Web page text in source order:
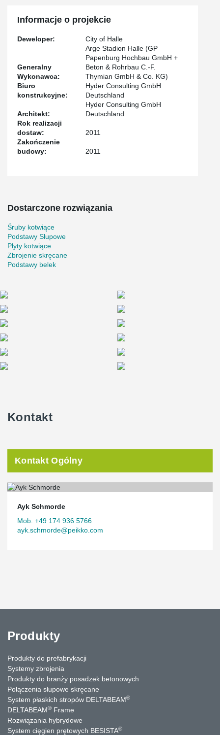
Informacje o projekcie
Deweloper: City of Halle
Generalny
Wykonawca:
Arge Stadion Halle (GP
Papenburg Hochbau GmbH +
Beton & Rohrbau C.-F.
Thymian GmbH & Co. KG)
Biuro
konstrukcyjne:
Hyder Consulting GmbH
Deutschland
Architekt:
Hyder Consulting GmbH
Deutschland
Rok realizacji
dostaw:
2011
Zakończenie
budowy:
2011
Dostarczone rozwiązania
Śruby kotwiące
Podstawy Słupowe
Płyty kotwiące
Zbrojenie skręcane
Podstawy belek
Kontakt
Kontakt Ogólny
Ayk Schmorde
Mob. +49 174 936 5766
ayk.schmorde@peikko.com
Produkty
Produkty do prefabrykacji
Systemy zbrojenia
Produkty do branży posadzek betonowych
Połączenia słupowe skręcane
System płaskich stropów DELTABEAM®
DELTABEAM® Frame
Rozwiązania hybrydowe
System cięgien prętowych BESISTA®